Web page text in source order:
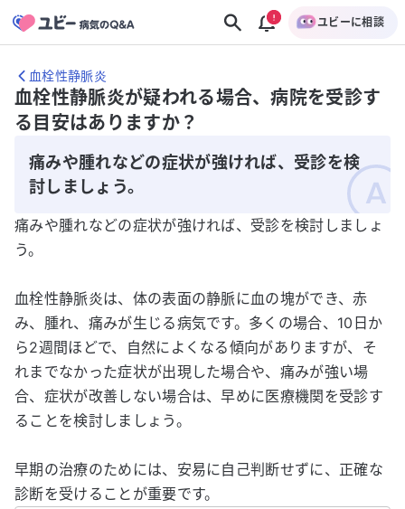
ユビーに相談
血栓性静脈炎
血栓性静脈炎が疑われる場合、病院を受診す
る目安はありますか？
痛みや腫れなどの症状が強ければ、受診を検
討しましょう。
痛みや腫れなどの症状が強ければ、受診を検討しましょ
う。
血栓性静脈炎は、体の表面の静脈に血の塊ができ、赤
み、腫れ、痛みが生じる病気です。多くの場合、10日か
ら2週間ほどで、自然によくなる傾向がありますが、そ
れまでなかった症状が出現した場合や、痛みが強い場
合、症状が改善しない場合は、早めに医療機関を受診す
ることを検討しましょう。
早期の治療のためには、安易に自己判断せずに、正確な
診断を受けることが重要です。